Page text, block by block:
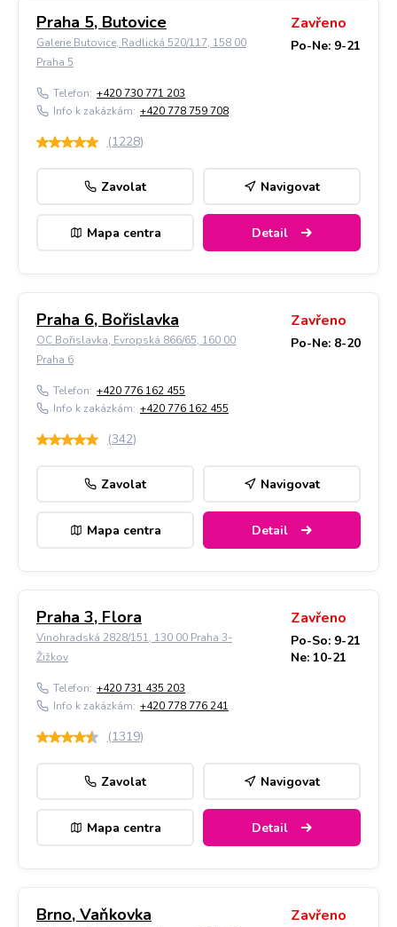
Praha 5, Butovice
Galerie Butovice, Radlická 520/117, 158 00
Praha 5
Zavřeno
Po-Ne: 9-21
Telefon: +420 730 771 203
Info k zakázkám: +420 778 759 708
(1228)
Zavolat Navigovat
Mapa centra Detail
Praha 6, Bořislavka
OC Bořislavka, Evropská 866/65, 160 00
Praha 6
Zavřeno
Po-Ne: 8-20
Telefon: +420 776 162 455
Info k zakázkám: +420 776 162 455
(342)
Zavolat Navigovat
Mapa centra Detail
Praha 3, Flora
Vinohradská 2828/151, 130 00 Praha 3-
Žižkov
Zavřeno
Po-So: 9-21
Ne: 10-21
Telefon: +420 731 435 203
Info k zakázkám: +420 778 776 241
(1319)
Zavolat Navigovat
Mapa centra Detail
Brno, Vaňkovka Zavřeno